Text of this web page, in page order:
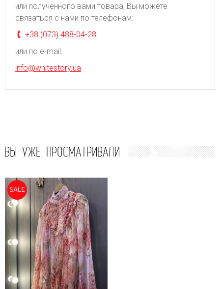
или полученного вами товара, Вы можете
связаться с нами по телефонам:
+38 (073) 488-04-28
или по e-mail:
info@whitestory.ua
ВЫ УЖЕ ПРОСМАТРИВАЛИ
SALE